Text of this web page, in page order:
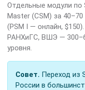
Отдельные модули по
Master (CSM) за
(PSM I — онлайн,
РАНХиГС, ВШЭ —
уровня.
Совет. Переход из
России в